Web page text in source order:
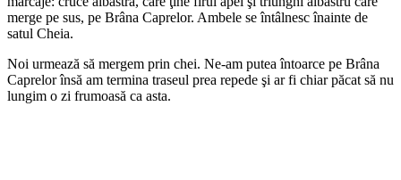
merge pe sus, pe Brâna Caprelor. Ambele se întâlnesc înainte de
satul Cheia.
Noi urmează să mergem prin chei. Ne-am putea întoarce pe Brâna
Caprelor însă am termina traseul prea repede şi ar fi chiar păcat să nu
lungim o zi frumoasă ca asta.